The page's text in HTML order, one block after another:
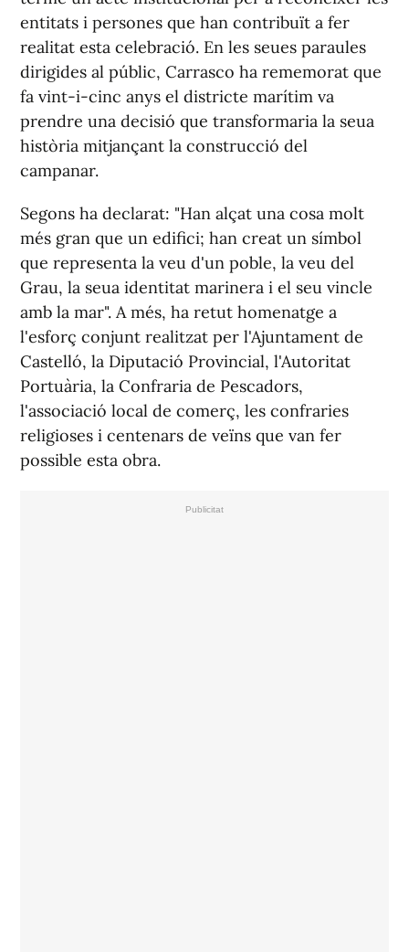
entitats i persones que han contribuït a fer
realitat esta celebració. En les seues paraules
dirigides al públic, Carrasco ha rememorat que
fa vint-i-cinc anys el districte marítim va
prendre una decisió que transformaria la seua
història mitjançant la construcció del
campanar.
Segons ha declarat: "Han alçat una cosa molt
més gran que un edifici; han creat un símbol
que representa la veu d'un poble, la veu del
Grau, la seua identitat marinera i el seu vincle
amb la mar". A més, ha retut homenatge a
l'esforç conjunt realitzat per l'Ajuntament de
Castelló, la Diputació Provincial, l'Autoritat
Portuària, la Confraria de Pescadors,
l'associació local de comerç, les confraries
religioses i centenars de veïns que van fer
possible esta obra.